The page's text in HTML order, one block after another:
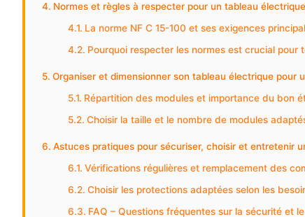
Normes et règles à respecter pour un tableau
La norme NF C 15-100 et ses exigences
Pourquoi respecter les normes est crucial pour
Organiser et dimensionner son tableau électrique pour
Répartition des modules et importance du bon
Choisir la taille et le nombre de modules
Astuces pratiques pour sécuriser, choisir et entretenir
Vérifications régulières et remplacement des
Choisir les protections adaptées selon les
FAQ – Questions fréquentes sur la sécurité et